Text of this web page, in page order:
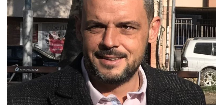
o
n
X
e
m
a
i
l